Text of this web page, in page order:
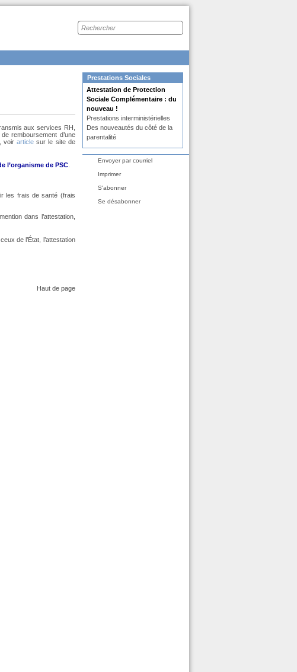
Recherche
sur
site
aux services RH,
remboursement d’une
voirarticle sur le site de
l’organisme de PSC
les frais de santé (frais
dans l’attestation,
de l’État, l’attestation
Haut de page
Dans
la
rubrique
:
Prestations Sociales
Attestation de Protection
Sociale Complémentaire : du
nouveau !
Prestations interministérielles
Des nouveautés du côté de la
parentalité
Envoyer par courriel
Imprimer
S'abonner
Se désabonner